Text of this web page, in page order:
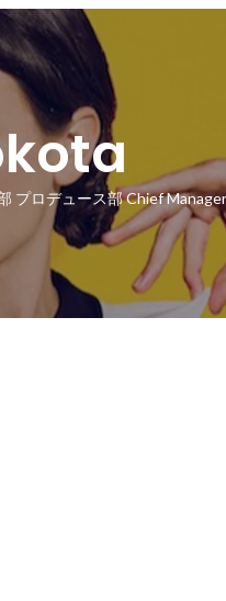
プロデュース部 Chief Manager